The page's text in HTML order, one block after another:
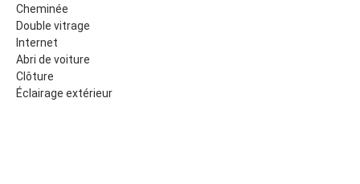
Cheminée
Double vitrage
Internet
Abri de voiture
Clôture
Éclairage extérieur